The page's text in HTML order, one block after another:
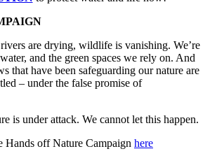
are drying, wildlife is vanishing. We’re
and the green spaces we rely on. And
that have been safeguarding our nature are
– under the false promise of
is under attack. We cannot let this happen.
Hands off Nature Campaign here